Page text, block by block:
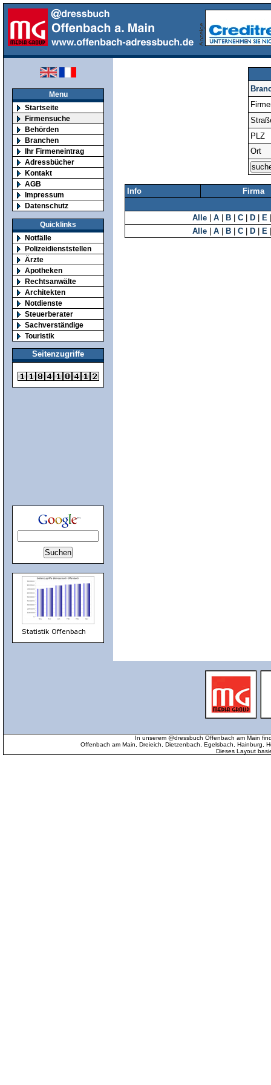
Menu
Startseite
Firmensuche
Behörden
Branchen
Ihr Firmeneintrag
Adressbücher
Kontakt
AGB
Impressum
Datenschutz
Quicklinks
Notfälle
Polizeidienststellen
Ärzte
Apotheken
Rechtsanwälte
Architekten
Notdienste
Steuerberater
Sachverständige
Touristik
Seitenzugriffe
PLZ
Ort
Info Firma
Alle A B C D E
Alle
A B C D E
In unserem @dressbuch Offenbach am Main
Offenbach am Main, Dreieich, Dietzenbach, Egelsbach, Hainburg,
Dieses Layout